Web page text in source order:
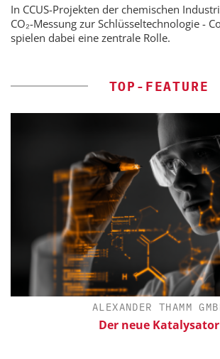
In CCUS-Projekten der chemischen
CO₂-Messung zur Schlüsseltechnologie -
spielen dabei eine zentrale Rolle.
TOP-FEATURE
ALEXANDER THAMM
Der neue Katalysator